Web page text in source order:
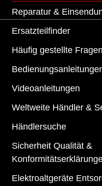
Reparatur &
Ersatzteilfinder
Häufig gestellte Fragen
Videoanleitungen
Weltweite Händler &
Händlersuche
Sicherheit Qualität &
Elektroaltgeräte